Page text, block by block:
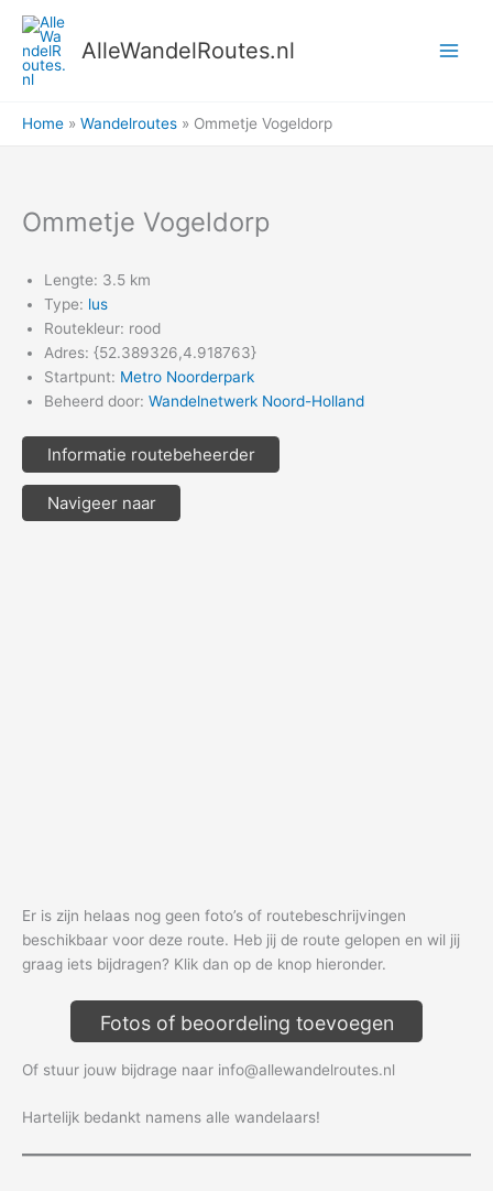
naar
inhoud
AlleWandelRoutes.nl
Home Wandelroutes Ommetje Vogeldorp
Ommetje Vogeldorp
Lengte: 3.5 km
Type: lus
Routekleur: rood
Adres: {52.389326,4.918763}
Startpunt: Metro Noorderpark
Beheerd door: Wandelnetwerk Noord-Holland
Informatie routebeheerder
Navigeer naar
Er is zijn helaas nog geen foto’s of routebeschrijvingen
beschikbaar voor deze route. Heb jij de route gelopen en wil jij
graag iets bijdragen? Klik dan op de knop hieronder.
Fotos of beoordeling toevoegen
Of stuur jouw bijdrage naar info@allewandelroutes.nl
Hartelijk bedankt namens alle wandelaars!